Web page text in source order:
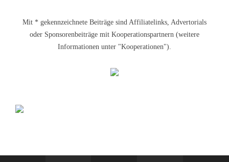
Mit * gekennzeichnete Beiträge sind Affiliatelinks, Advertorials
oder Sponsorenbeiträge mit Kooperationspartnern (weitere
Informationen unter "Kooperationen").